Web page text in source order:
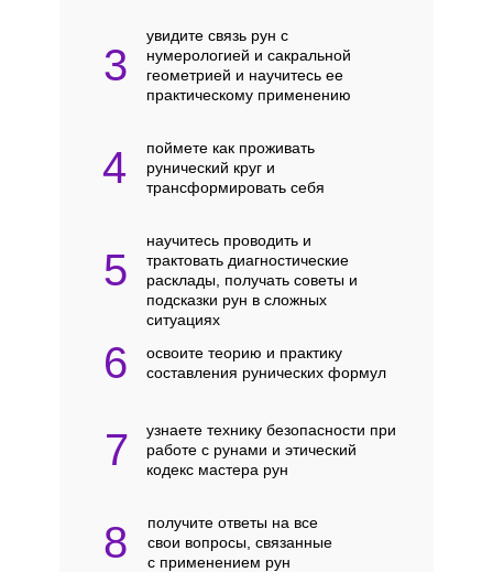
увидите связь рун с
нумерологией и сакральной
геометрией и научитесь ее
практическому применению
3
поймете как проживать
рунический круг и
трансформировать себя
4
научитесь проводить и
трактовать диагностические
расклады, получать советы и
подсказки рун в сложных
ситуациях
5
освоите теорию и практику
составления рунических формул
6
узнаете технику безопасности при
работе с рунами и этический
кодекс мастера рун
7
получите ответы на все
свои вопросы, связанные
с применением рун
8